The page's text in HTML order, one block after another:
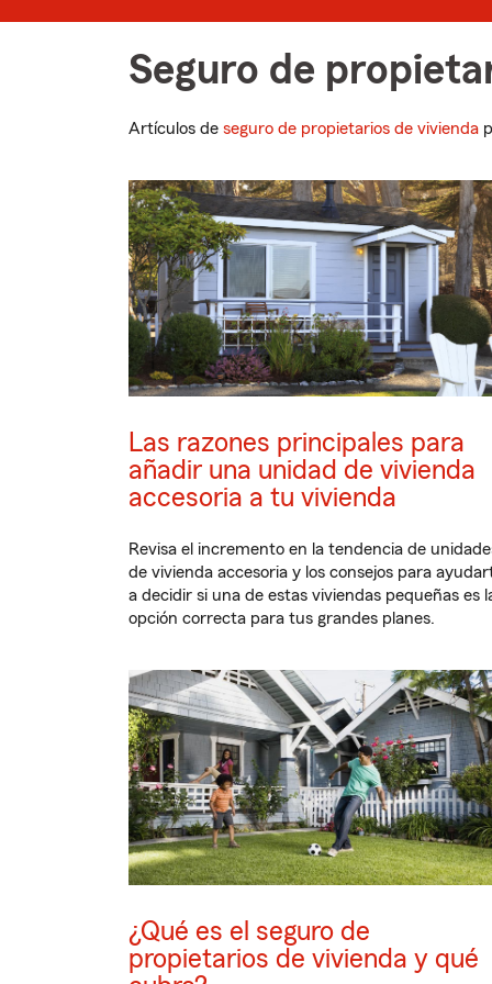
Seguro de
Artículos de seguro de propietarios de vivienda
Las razones principales para
añadir una unidad de vivienda
accesoria a tu vivienda
Revisa el incremento en la tendencia de
de vivienda accesoria y los consejos para
a decidir si una de estas viviendas pequeñas es
opción correcta para tus grandes planes.
¿Qué es el seguro de
propietarios de vivienda y qué